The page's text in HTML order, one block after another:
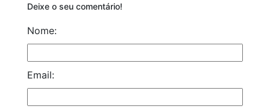
Deixe o seu comentário!
Nome:
Email: